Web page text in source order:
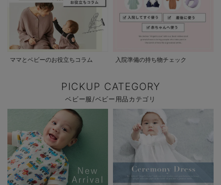
ママとベビーのお役立ちコラム 入院準備の持ち物チェック
PICKUP CATEGORY
ベビー服/ベビー用品カテゴリ